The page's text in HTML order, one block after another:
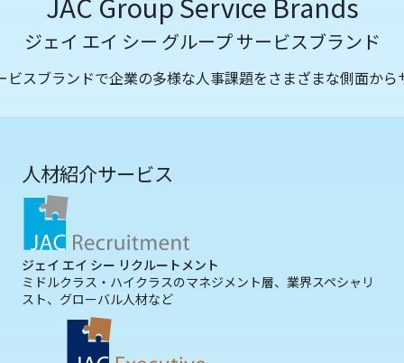
ジェイ エイ シー グループ サービスブランド
ビスブランドで企業の多様な人事課題をさまざまな側面から
人材紹介サービス
ジェイ エイ シー リクルートメント
ミドルクラス・ハイクラスのマネジメント層、業界スペシャリ
スト、グローバル人材など